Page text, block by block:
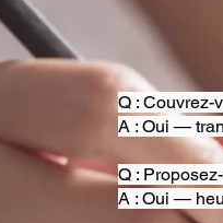
Q : Couvrez-
A : Oui —
Q :
A : Oui —